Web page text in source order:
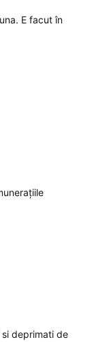
E facut în
deprimati de